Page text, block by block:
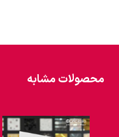
محصولات مشابه